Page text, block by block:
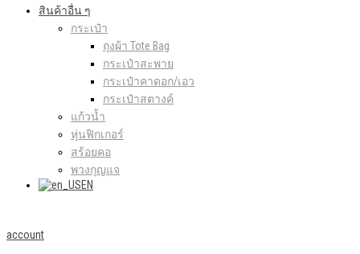
สินค้าอื่น ๆ
กระเป๋า
ถุงผ้า Tote Bag
กระเป๋าสะพาย
กระเป๋าคาดอก/เอว
กระเป๋าสตางค์
แก้วน้ำ
หุ่นฟิกเกอร์
สร้อยคอ
พวงกุญแจ
EN
account